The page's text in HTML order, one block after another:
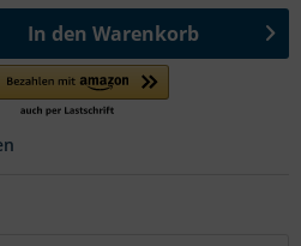
In den Warenkorb